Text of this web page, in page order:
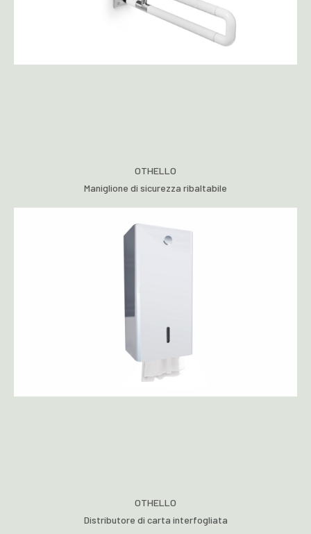
OTHELLO
Maniglione di sicurezza ribaltabile
OTHELLO
Distributore di carta interfogliata